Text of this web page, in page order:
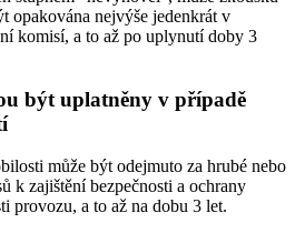
opakována nejvýše jedenkrát v
komisí, a to až po uplynutí doby 3
být uplatněny v případě
může být odejmuto za hrubé nebo
k zajištění bezpečnosti a ochrany
provozu, a to až na dobu 3 let.